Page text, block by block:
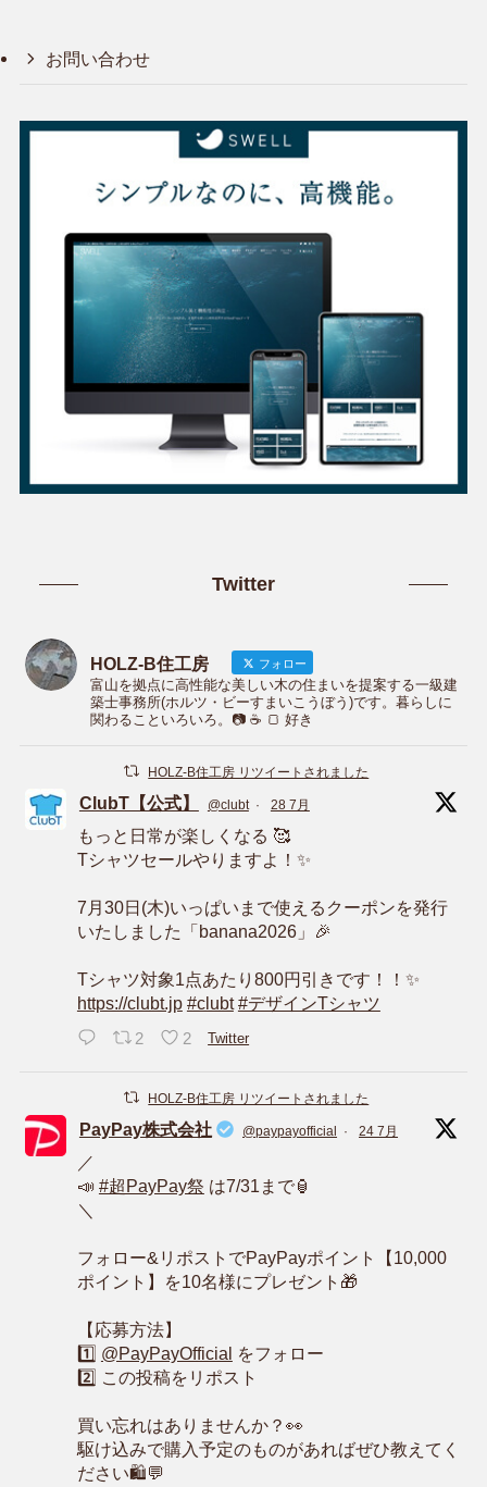
お問い合わせ
Twitter
HOLZ-B住工房 フォロー
富山を拠点に高性能な美しい木の住まいを提案する一級建
築士事務所(ホルツ・ビーすまいこうぼう)です。暮らしに
関わることいろいろ。📷 ☕️ 🍞 好き
HOLZ-B住工房 リツイートされました
ClubT【公式】 @clubt · 28 7月
もっと日常が楽しくなる 🥰
Tシャツセールやりますよ！✨
7月30日(木)いっぱいまで使えるクーポンを発行
いたしました「banana2026」🎉
Tシャツ対象1点あたり800円引きです！！✨
https://clubt.jp #clubt #デザインTシャツ
2 2 Twitter
HOLZ-B住工房 リツイートされました
PayPay株式会社 @paypayofficial · 24 7月
／
📣 #超PayPay祭 は7/31まで🏮
＼
フォロー&リポストでPayPayポイント【10,000
ポイント】を10名様にプレゼント🎁
【応募方法】
1️⃣ @PayPayOfficial をフォロー
2️⃣ この投稿をリポスト
買い忘れはありませんか？👀
駆け込みで購入予定のものがあればぜひ教えてく
ださい🛍️💬